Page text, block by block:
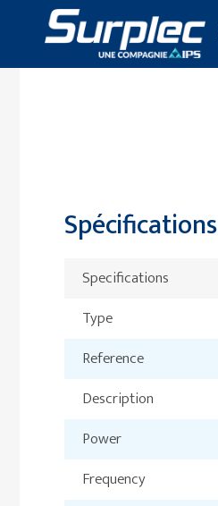
Spécifications
Specifications
Type
Reference
Description
Power
Frequency